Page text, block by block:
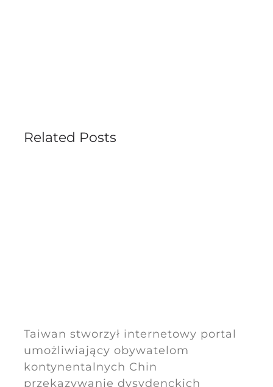
Related Posts
Taiwan stworzył internetowy portal
umożliwiający obywatelom
kontynentalnych Chin
przekazywanie dysydenckich